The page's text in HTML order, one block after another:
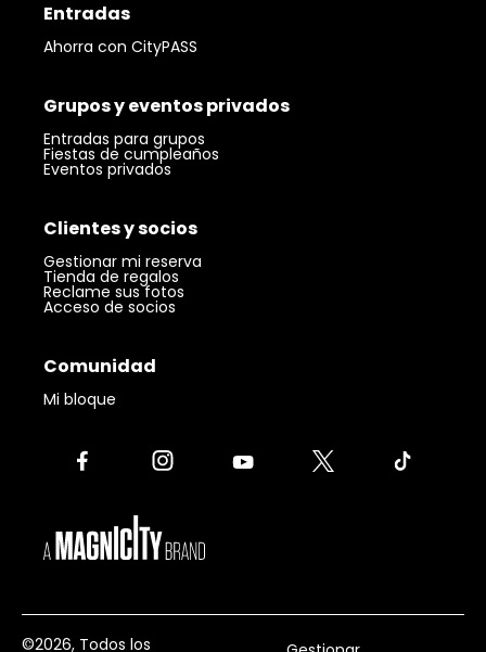
Entradas
Ahorra con CityPASS
Grupos y eventos privados
Entradas para grupos
Fiestas de cumpleaños
Eventos privados
Clientes y socios
Gestionar mi reserva
Tienda de regalos
Reclame sus fotos
Acceso de socios
Comunidad
Mi bloque
©2026, Todos los